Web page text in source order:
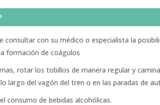
consultar con su médico o especialista la
formación de coágulos
rotar los tobillos de manera regular y
largo del vagón del tren o en las paradas de
consumo de bebidas alcohólicas.